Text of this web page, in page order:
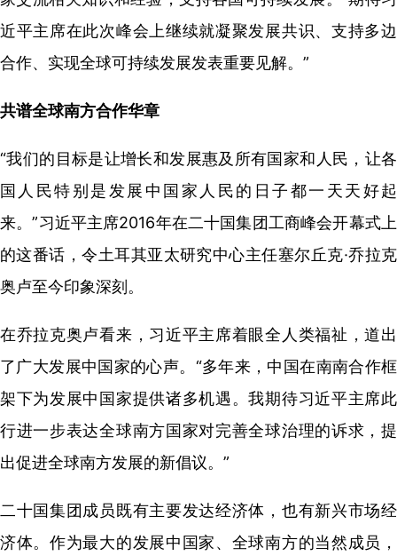
近平主席在此次峰会上继续就凝聚发展共识、支持多边
合作、实现全球可持续发展发表重要见解。”
共谱全球南方合作华章
“我们的目标是让增长和发展惠及所有国家和人民，让各
国人民特别是发展中国家人民的日子都一天天好起
来。”习近平主席2016年在二十国集团工商峰会开幕式上
的这番话，令土耳其亚太研究中心主任塞尔丘克·乔拉克
奥卢至今印象深刻。
在乔拉克奥卢看来，习近平主席着眼全人类福祉，道出
了广大发展中国家的心声。“多年来，中国在南南合作框
架下为发展中国家提供诸多机遇。我期待习近平主席此
行进一步表达全球南方国家对完善全球治理的诉求，提
出促进全球南方发展的新倡议。”
二十国集团成员既有主要发达经济体，也有新兴市场经
济体。作为最大的发展中国家、全球南方的当然成员，